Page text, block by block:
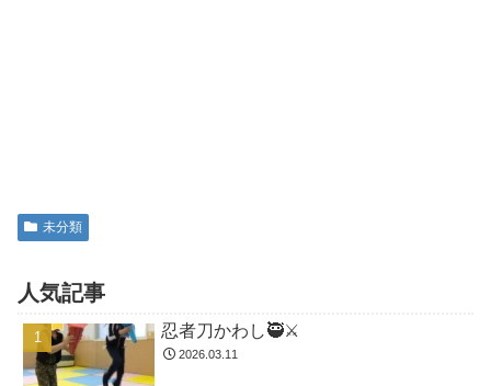
未分類
人気記事
忍者刀かわし🥷⚔️
2026.03.11